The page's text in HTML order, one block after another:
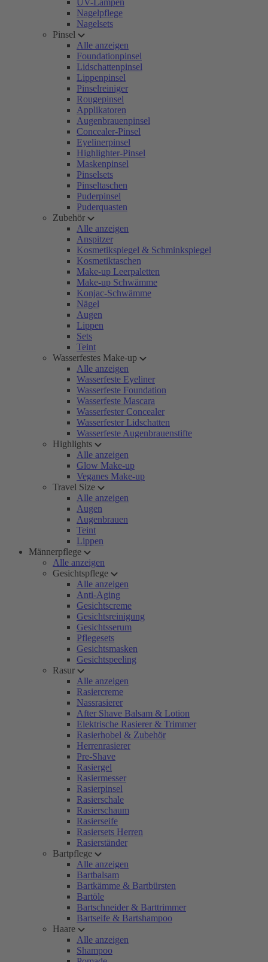
UV-Lampen
Nagelpflege
Nagelsets
Pinsel
Alle anzeigen
Foundationpinsel
Lidschattenpinsel
Lippenpinsel
Pinselreiniger
Rougepinsel
Applikatoren
Augenbrauenpinsel
Concealer-Pinsel
Eyelinerpinsel
Highlighter-Pinsel
Maskenpinsel
Pinselsets
Pinseltaschen
Puderpinsel
Puderquasten
Zubehör
Alle anzeigen
Anspitzer
Kosmetikspiegel & Schminkspiegel
Kosmetiktaschen
Make-up Leerpaletten
Make-up Schwämme
Konjac-Schwämme
Nägel
Augen
Lippen
Sets
Teint
Wasserfestes Make-up
Alle anzeigen
Wasserfeste Eyeliner
Wasserfeste Foundation
Wasserfeste Mascara
Wasserfester Concealer
Wasserfester Lidschatten
Wasserfeste Augenbrauenstifte
Highlights
Alle anzeigen
Glow Make-up
Veganes Make-up
Travel Size
Alle anzeigen
Augen
Augenbrauen
Teint
Lippen
Männerpflege
Alle anzeigen
Gesichtspflege
Alle anzeigen
Anti-Aging
Gesichtscreme
Gesichtsreinigung
Gesichtsserum
Pflegesets
Gesichtsmasken
Gesichtspeeling
Rasur
Alle anzeigen
Rasiercreme
Nassrasierer
After Shave Balsam & Lotion
Elektrische Rasierer & Trimmer
Rasierhobel & Zubehör
Herrenrasierer
Pre-Shave
Rasiergel
Rasiermesser
Rasierpinsel
Rasierschale
Rasierschaum
Rasierseife
Rasiersets Herren
Rasierständer
Bartpflege
Alle anzeigen
Bartbalsam
Bartkämme & Bartbürsten
Bartöle
Bartschneider & Barttrimmer
Bartseife & Bartshampoo
Haare
Alle anzeigen
Shampoo